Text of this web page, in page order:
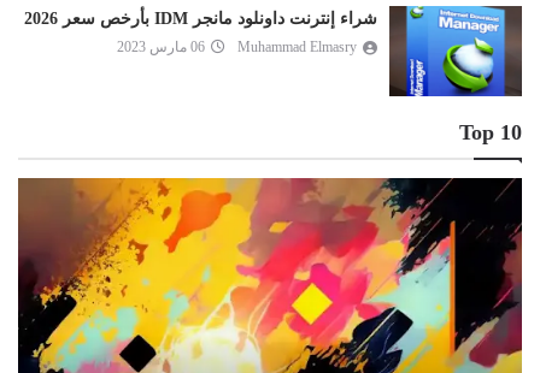
شراء إنترنت داونلود مانجر IDM بأرخص سعر 2026
Muhammad Elmasry 06 مارس 2023
Top 10